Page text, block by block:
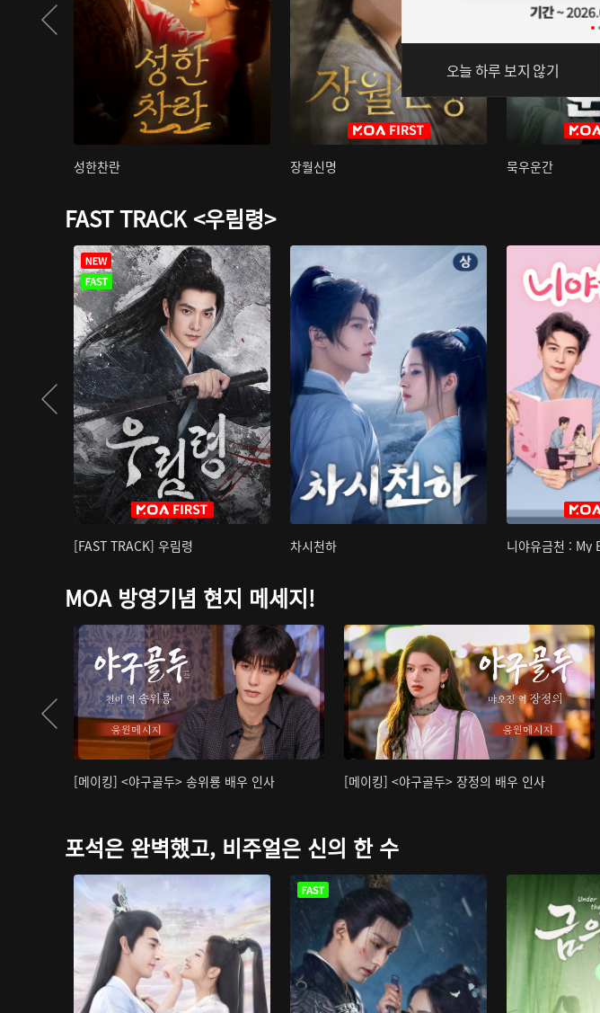
성한찬란 장월신명 묵우운간
FAST TRACK <우림령>
[FAST TRACK] 우림령 차시천하 니야유금천 : My
MOA 방영기념 현지 메세지!
[메이킹] <야구골두> 송위룡 배우 인사 [메이킹] <야구골두> 장정의 배우 인사
포석은 완벽했고, 비주얼은 신의 한 수
오늘 하루 보지 않기